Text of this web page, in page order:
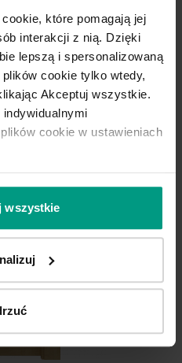
które pomagają jej
interakcji z nią. Dzięki
lepszą i spersonalizowaną
cookie tylko wtedy,
Akceptuj wszystkie.
cookie w ustawieniach
wszystkie